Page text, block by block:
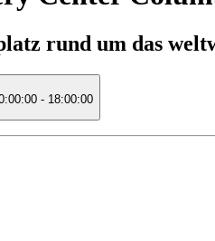
rund um das
- 18:00:00